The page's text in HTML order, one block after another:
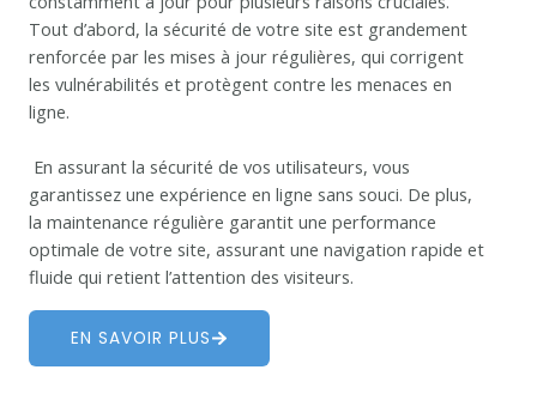
Tout d’abord, la sécurité de votre site est grandement
renforcée par les mises à jour régulières, qui corrigent
les vulnérabilités et protègent contre les menaces en
ligne.
En assurant la sécurité de vos utilisateurs, vous
garantissez une expérience en ligne sans souci. De plus,
la maintenance régulière garantit une performance
optimale de votre site, assurant une navigation rapide et
fluide qui retient l’attention des visiteurs.
EN SAVOIR PLUS